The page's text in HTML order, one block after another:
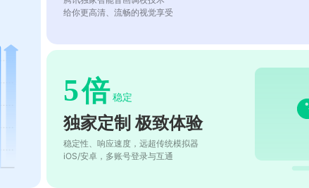
给你更高清、流畅的视觉享受
5倍 稳定
独家定制 极致体验
稳定性、响应速度，远超传统模拟器
iOS/安卓，多账号登录与互通